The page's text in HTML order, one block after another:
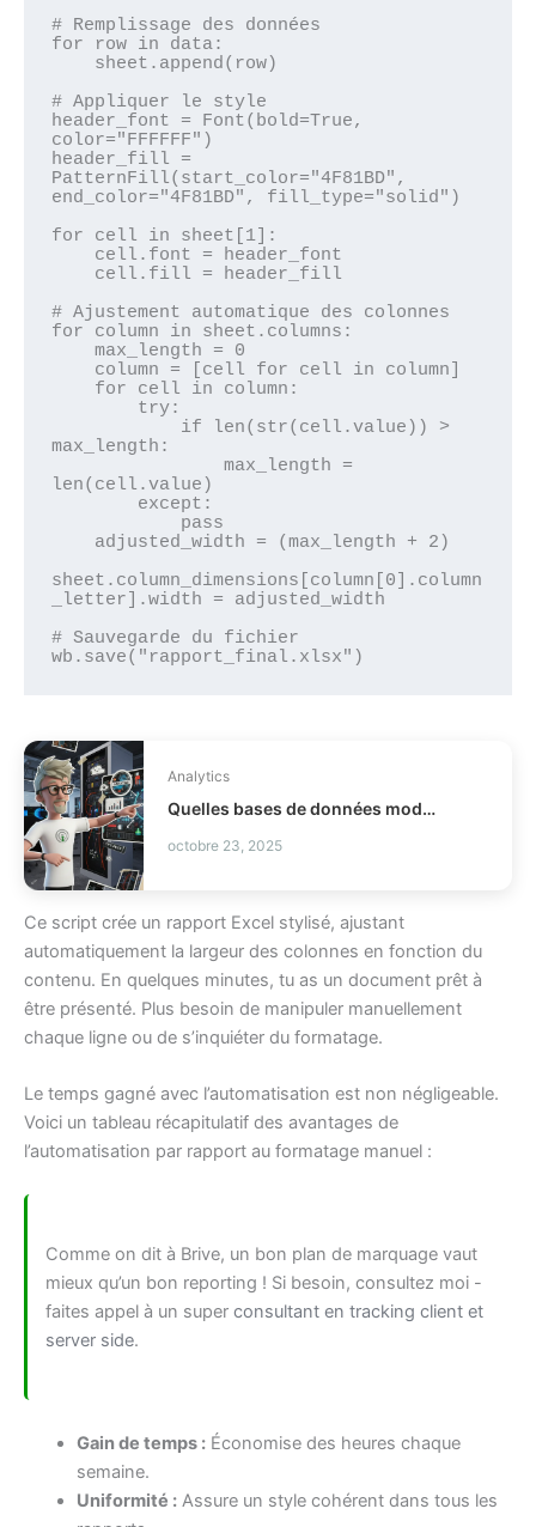
# Remplissage des données
for row in data:
# Appliquer le style
header_font = Font(bold=True,
color="FFFFFF")
header_fill =
PatternFill(start_color="4F81BD",
end_color="4F81BD", fill_type="solid")
for cell in sheet[1]:
# Ajustement automatique des colonnes
for column in sheet.columns:
    max_length = 0
max_length:
                max_length =
len(cell.value)
sheet.column_dimensions[column[0].column
_letter].width = adjusted_width
# Sauvegarde du fichier
Analytics
Quelles bases de données modernes choisir pour votre stack ?
octobre 23, 2025
Ce script crée un rapport Excel stylisé, ajustant
automatiquement la largeur des colonnes en fonction du
contenu. En quelques minutes, tu as un document prêt à
être présenté. Plus besoin de manipuler manuellement
chaque ligne ou de s’inquiéter du formatage.
Le temps gagné avec l’automatisation est non négligeable.
Voici un tableau récapitulatif des avantages de
l’automatisation par rapport au formatage manuel :
Comme on dit à Brive, un bon plan de marquage vaut
mieux qu’un bon reporting ! Si besoin, consultez moi -
faites appel à un super consultant en tracking client et
server side.
Gain de temps :Économise des heures chaque
semaine.
Uniformité :Assure un style cohérent dans tous les